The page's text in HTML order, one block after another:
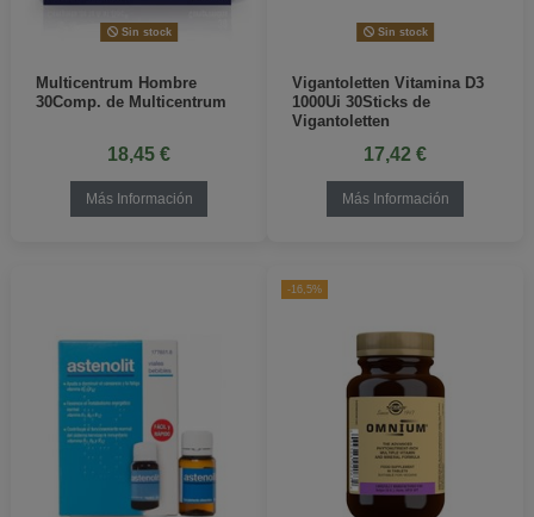
Sin stock
Multicentrum Hombre
30Comp. de Multicentrum
18,45 €
Más Información
Sin stock
Vigantoletten Vitamina D3
1000Ui 30Sticks de
Vigantoletten
17,42 €
Más Información
-16,5%